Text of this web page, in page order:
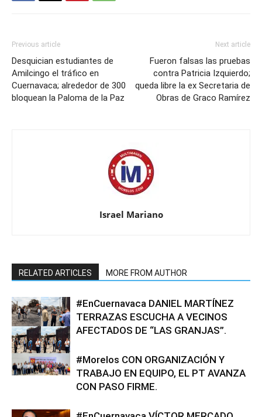
Previous article
Desquician estudiantes de
Amilcingo el tráfico en
Cuernavaca; alrededor de 300
bloquean la Paloma de la Paz
Next article
Fueron falsas las pruebas
contra Patricia Izquierdo;
queda libre la ex Secretaria de
Obras de Graco Ramírez
Israel Mariano
RELATED ARTICLES MORE FROM AUTHOR
#EnCuernavaca DANIEL MARTÍNEZ
TERRAZAS ESCUCHA A VECINOS
AFECTADOS DE “LAS GRANJAS”.
#Morelos CON ORGANIZACIÓN Y
TRABAJO EN EQUIPO, EL PT AVANZA
CON PASO FIRME.